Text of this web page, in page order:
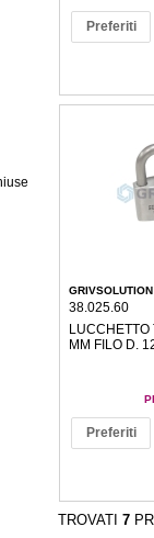
Preferiti
GRIVSOLUTION
38.025.60
MM FILO D.
Preferiti
TROVATI 7